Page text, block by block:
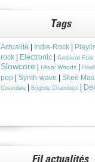
Actualité Indie-Rock
rock
Electronic Ambient Folk
Slowcore Hilary Woods
pop
Synth-wave Skee
Coverdale
Brìghde Chaimbeul